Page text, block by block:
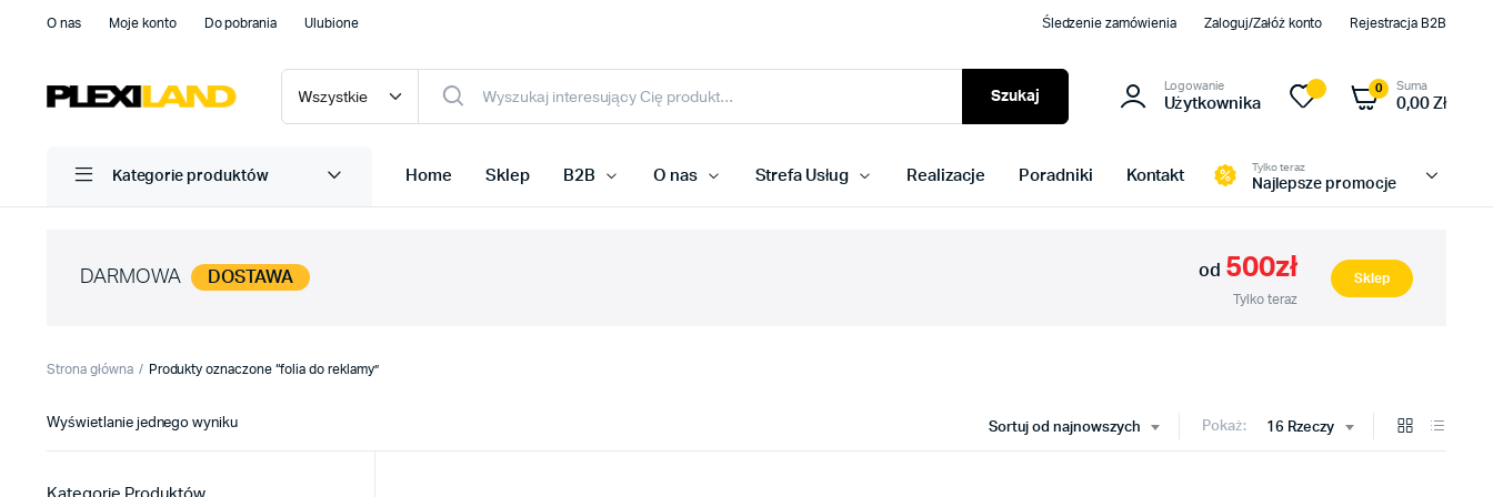
O nas Moje konto Do pobrania Ulubione Śledzenie zamówienia Zaloguj/Załóż konto Rejestracja B2B
Szukaj
Logowanie
Użytkownika
0 Suma
0,00Zł
Kategorie produktów Home Sklep B2B O nas Strefa Usług Realizacje Poradniki Kontakt
Tylko teraz
Najlepsze promocje
DARMOWA DOSTAWA od 500zł
Tylko teraz
Sklep
Strona główna Produkty oznaczone “folia do reklamy”
Sortuj od najnowszych Pokaż: 16 Rzeczy
Wyświetlanie jednego wyniku